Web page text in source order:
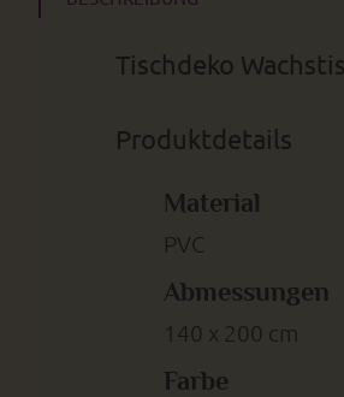
Tischdeko
Produktdetails
Material
PVC
Abmessungen
140 x 200 cm
Farbe